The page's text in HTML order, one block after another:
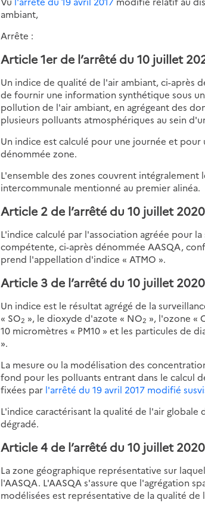
ambiant,
Arrête :
Article 1er de l’arrêté du 10 juillet
Un indice de qualité de l'air ambiant, ci-après
de fournir une information synthétique sous
pollution de l'air ambiant, en agrégeant des
plusieurs polluants atmosphériques au sein
Un indice est calculé pour une journée et
dénommée zone.
L'ensemble des zones couvrent
intercommunale mentionné au premier alinéa.
Article 2 de l’arrêté du 10 juillet 2020
L'indice calculé par l'association agréée pour
compétente, ci-après dénommée AASQA,
prend l'appellation d'indice « ATMO ».
Article 3 de l’arrêté du 10 juillet 2020
Un indice est le résultat agrégé de la
« SO2 », le dioxyde d'azote « NO2 », l'ozone «
10 micromètres « PM10 » et les particules de
».
La mesure ou la modélisation des
fond pour les polluants entrant dans le calcul
fixées par l'arrêté du 19 avril 2017 modifié
L'indice caractérisant la qualité de l'air globale
dégradé.
Article 4 de l’arrêté du 10 juillet 2020
La zone géographique représentative sur
l'AASQA. L'AASQA s'assure que l'agrégation
modélisées est représentative de la qualité